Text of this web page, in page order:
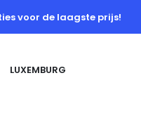
voor de laagste prijs!
LUXEMBURG